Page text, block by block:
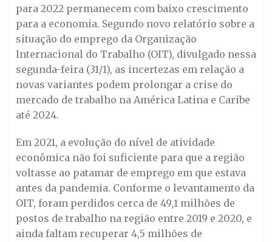
para 2022 permanecem com baixo crescimento
para a economia. Segundo novo relatório sobre a
situação do emprego da Organização
Internacional do Trabalho (OIT), divulgado nessa
segunda-feira (31/1), as incertezas em relação a
novas variantes podem prolongar a crise do
mercado de trabalho na América Latina e Caribe
até 2024.
Em 2021, a evolução do nível de atividade
econômica não foi suficiente para que a região
voltasse ao patamar de emprego em que estava
antes da pandemia. Conforme o levantamento da
OIT, foram perdidos cerca de 49,1 milhões de
postos de trabalho na região entre 2019 e 2020, e
ainda faltam recuperar 4,5 milhões de